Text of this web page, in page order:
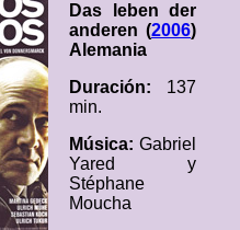
Das leben der
anderen (2006)
Alemania
Duración: 137
min.
Música: Gabriel
Yared y
Stéphane
Moucha